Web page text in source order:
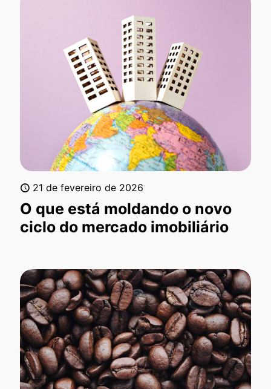
21 de fevereiro de 2026
O que está moldando o novo
ciclo do mercado imobiliário